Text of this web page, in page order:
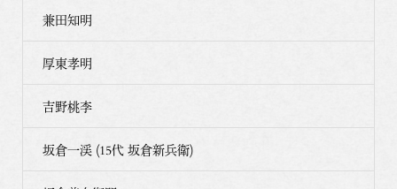
兼田知明
厚東孝明
吉野桃李
坂倉一渓 (15代 坂倉新兵衛)